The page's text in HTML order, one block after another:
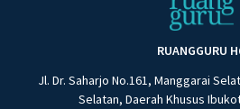
RUANGGURU
Jl. Dr. Saharjo No.161, Manggarai
Selatan, Daerah Khusus